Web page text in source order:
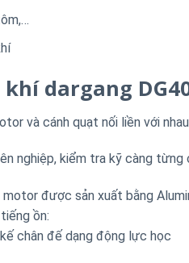
dargang
và cánh quạt nối liền với nhau
nghiệp, kiểm tra kỹ càng từng
được sản xuất bằng
ồn:
chân đế dạng động lực học